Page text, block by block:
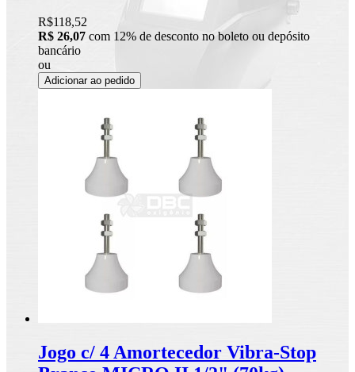
R$118,52
R$ 26,07 com 12% de desconto no boleto ou depósito
bancário
ou
Adicionar ao pedido
Jogo c/ 4 Amortecedor Vibra-Stop